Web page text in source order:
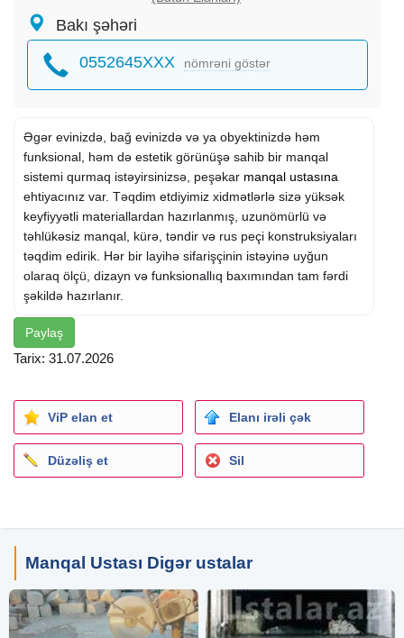
Bakı şəhəri
0552645XXX nömrəni göstər
Əgər evinizdə, bağ evinizdə və ya obyektinizdə həm
funksional, həm də estetik görünüşə sahib bir manqal
sistemi qurmaq istəyirsinizsə, peşəkar manqal ustasına
ehtiyacınız var. Təqdim etdiyimiz xidmətlərlə sizə yüksək
keyfiyyətli materiallardan hazırlanmış, uzunömürlü və
təhlükəsiz manqal, kürə, təndir və rus peçi konstruksiyaları
təqdim edirik. Hər bir layihə sifarişçinin istəyinə uyğun
olaraq ölçü, dizayn və funksionallıq baxımından tam fərdi
şəkildə hazırlanır.
Peşəkar ustalarımız illərin təcrübəsinə əsaslanaraq həm
ənənəvi, həm də müasir üslubda peç və manqal
ön planda saxlanılır. Sürətli icra müddəti, dayanıqlı material
seçimi və hər iş üçün verilən zəmanət gördüyünüz xidmətə
tam etibar etməyiniz üçün ideal şərait yaradır.
Paylaş
Tarix: 31.07.2026
ViP elan et Elanı irəli çək
Düzəliş et Sil
Manqal Ustası Digər ustalar